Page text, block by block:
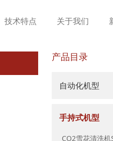
技术特点 关于我们
产品目录
自动化机型
手持式机型
CO2雪花清洗机